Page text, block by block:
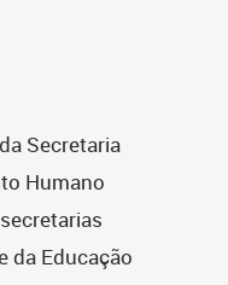
Secretaria
Humano
da Educação